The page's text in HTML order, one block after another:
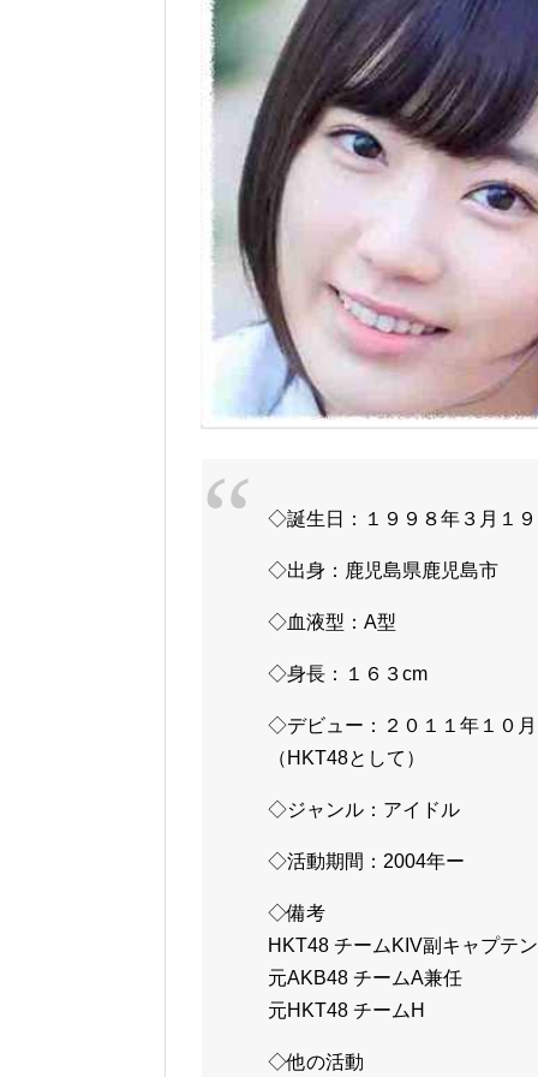
◇誕生日：１９９８年３月１
◇出身：鹿児島県鹿児島市
◇血液型：A型
◇身長：１６３cm
◇デビュー：２０１１年１０
（HKT48として）
◇ジャンル：アイドル
◇活動期間：2004年ー
◇備考
HKT48 チームKIV副キャプテン
元AKB48 チームA兼任
元HKT48 チームH
◇他の活動